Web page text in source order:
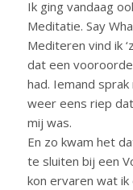
Ik ging vandaag
Meditatie. Say
Mediteren vind ik
dat een
had. Iemand
weer eens riep
mij was.
En zo kwam het
te sluiten bij een
kon ervaren wat ik